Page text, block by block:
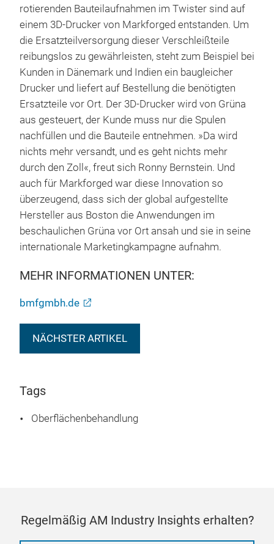
rotierenden Bauteilaufnahmen im Twister sind auf
einem 3D-Drucker von Markforged entstanden. Um
die Ersatzteilversorgung dieser Verschleißteile
reibungslos zu gewährleisten, steht zum Beispiel bei
Kunden in Dänemark und Indien ein baugleicher
Drucker und liefert auf Bestellung die benötigten
Ersatzteile vor Ort. Der 3D-Drucker wird von Grüna
aus gesteuert, der Kunde muss nur die Spulen
nachfüllen und die Bauteile entnehmen. »Da wird
nichts mehr versandt, und es geht nichts mehr
durch den Zoll«, freut sich Ronny Bernstein. Und
auch für Markforged war diese Innovation so
überzeugend, dass sich der global aufgestellte
Hersteller aus Boston die Anwendungen im
beschaulichen Grüna vor Ort ansah und sie in seine
internationale Marketingkampagne aufnahm.
MEHR INFORMATIONEN UNTER:
bmfgmbh.de
NÄCHSTER ARTIKEL
Tags
Oberflächenbehandlung
Regelmäßig AM Industry Insights erhalten?